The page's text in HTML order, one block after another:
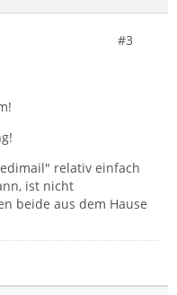
#3
relativ einfach
ist nicht
beide aus dem Hause